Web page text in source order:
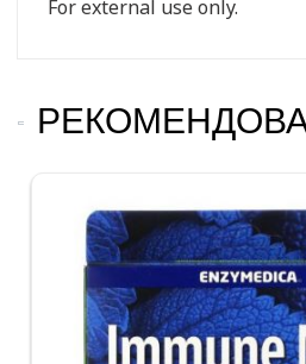
For external use only.